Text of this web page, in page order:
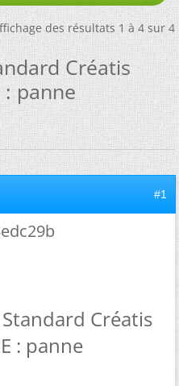
des résultats 1 à 4 sur 4
Créatis
: panne
#1
Créatis
: panne